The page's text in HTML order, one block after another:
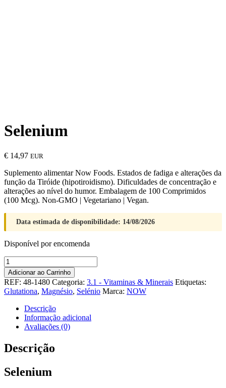
Selenium
€ 14,97 EUR
Suplemento alimentar Now Foods. Estados de fadiga e alterações da
função da Tiróide (hipotiroidismo). Dificuldades de concentração e
alterações ao nível do humor. Embalagem de 100 Comprimidos
(100 Mcg). Non-GMO | Vegetariano | Vegan.
Data estimada de disponibilidade: 14/08/2026
Disponível por encomenda
Quantidade
de
Selenium
Adicionar ao Carrinho
REF: 48-1480 Categoria: 3.1 - Vitaminas & Minerais Etiquetas:
Glutationa, Magnésio, Selénio Marca: NOW
Descrição
Informação adicional
Avaliações (0)
Descrição
Selenium